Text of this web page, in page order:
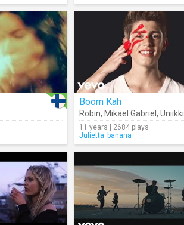
Boom Kah
Robin, Mikael Gabriel , Uniikki
11 years | 2684 plays
Julietta_banana